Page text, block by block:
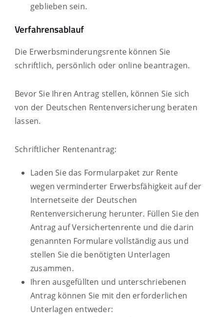
geblieben sein.
Verfahrensablauf
Die Erwerbsminderungsrente können Sie
schriftlich, persönlich oder online beantragen.
Bevor Sie Ihren Antrag stellen, können Sie sich
von der Deutschen Rentenversicherung beraten
lassen.
Schriftlicher Rentenantrag:
Laden Sie das Formularpaket zur Rente
wegen verminderter Erwerbsfähigkeit auf der
Internetseite der Deutschen
Rentenversicherung herunter. Füllen Sie den
Antrag auf Versichertenrente und die darin
genannten Formulare vollständig aus und
stellen Sie die benötigten Unterlagen
zusammen.
Ihren ausgefüllten und unterschriebenen
Antrag können Sie mit den erforderlichen
Unterlagen entweder: